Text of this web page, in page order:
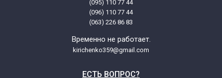
(095) 110 77 44
(096) 110 77 44
(063) 226 86 83
Временно не работает.
kirichenko359@gmail.com
ЕСТЬ ВОПРОС?